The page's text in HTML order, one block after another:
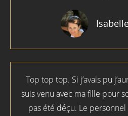
Top top top. Si j’avais pu
suis venu avec ma fille pour
pas été déçu. Le